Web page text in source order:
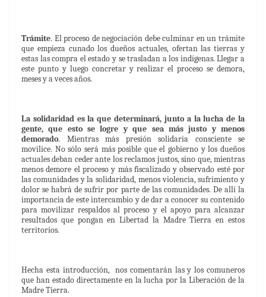
Trámite. El proceso de negociación debe culminar en un trámite
que empieza cunado los dueños actuales, ofertan las tierras y
estas las compra el estado y se trasladan a los indígenas. Llegar a
este punto y luego concretar y realizar el proceso se demora,
meses y a veces años.
La solidaridad es la que determinará, junto a la lucha de la
gente, que esto se logre y que sea más justo y menos
demorado. Mientras más presión solidaria consciente se
movilice. No sólo será más posible que el gobierno y los dueños
actuales deban ceder ante los reclamos justos, sino que, mientras
menos demore el proceso y más fiscalizado y observado esté por
las comunidades y la solidaridad, menos violencia, sufrimiento y
dolor se habrá de sufrir por parte de las comunidades. De allí la
importancia de este intercambio y de dar a conocer su contenido
para movilizar respaldos al proceso y el apoyo para alcanzar
resultados que pongan en Libertad la Madre Tierra en estos
territorios.
Hecha esta introducción, nos comentarán las y los comuneros
que han estado directamente en la lucha por la Liberación de la
Madre Tierra.